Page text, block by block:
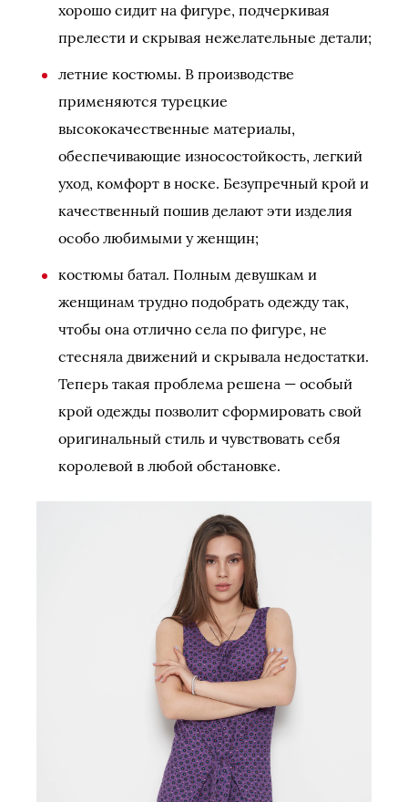
хорошо сидит на фигуре, подчеркивая
прелести и скрывая нежелательные детали;
летние костюмы. В производстве
применяются турецкие
высококачественные материалы,
обеспечивающие износостойкость, легкий
уход, комфорт в носке. Безупречный крой и
качественный пошив делают эти изделия
особо любимыми у женщин;
костюмы батал. Полным девушкам и
женщинам трудно подобрать одежду так,
чтобы она отлично села по фигуре, не
стесняла движений и скрывала недостатки.
Теперь такая проблема решена — особый
крой одежды позволит сформировать свой
оригинальный стиль и чувствовать себя
королевой в любой обстановке.